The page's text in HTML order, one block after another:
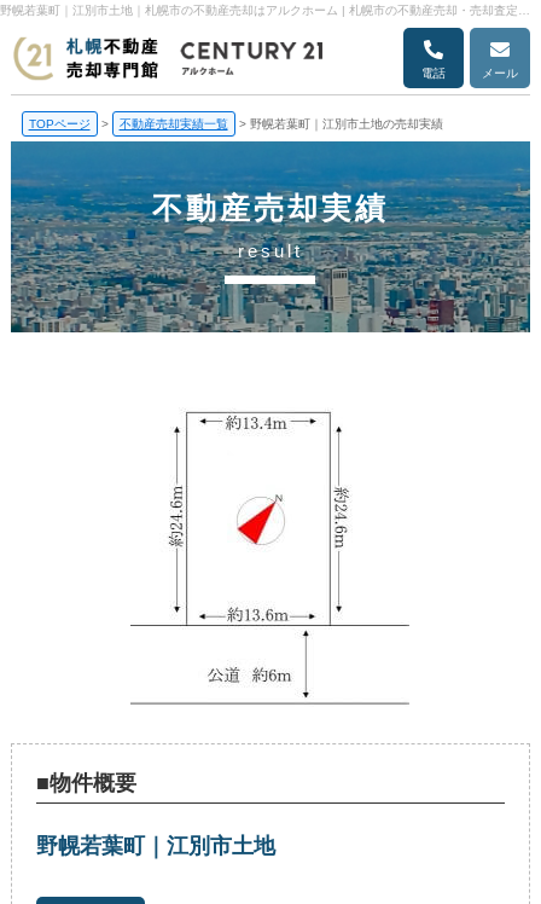
電話 メール
TOPページ > 不動産売却実績一覧 > 野幌若葉町｜江別市土地の売却実績
不動産売却実績
result
■物件概要
野幌若葉町｜江別市土地